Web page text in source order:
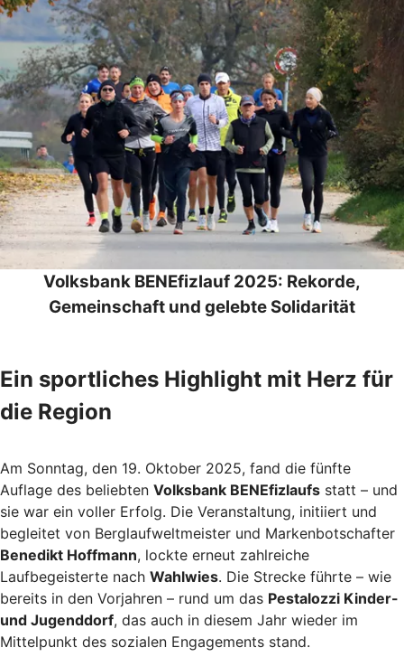
Volksbank BENEfizlauf 2025: Rekorde,
Gemeinschaft und gelebte Solidarität
Ein sportliches Highlight mit Herz für
die Region
Am Sonntag, den 19. Oktober 2025, fand die fünfte
Auflage des beliebten Volksbank BENEfizlaufs statt – und
sie war ein voller Erfolg. Die Veranstaltung, initiiert und
begleitet von Berglaufweltmeister und Markenbotschafter
Benedikt Hoffmann, lockte erneut zahlreiche
Laufbegeisterte nach Wahlwies. Die Strecke führte – wie
bereits in den Vorjahren – rund um das Pestalozzi Kinder-
und Jugenddorf, das auch in diesem Jahr wieder im
Mittelpunkt des sozialen Engagements stand.